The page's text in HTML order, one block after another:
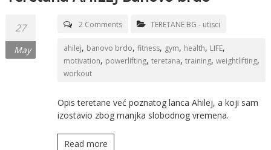
27
May
2 Comments TERETANE BG - utisci
ahilej, banovo brdo, fitness, gym, health, LIFE,
motivation, powerlifting, teretana, training, weightlifting,
workout
Opis teretane već poznatog lanca Ahilej, a koji sam
izostavio zbog manjka slobodnog vremena.
Read more